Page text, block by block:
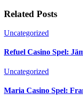
Related Posts
Uncategorized
Refuel Casino Spel:
Uncategorized
Maria Casino Spel: